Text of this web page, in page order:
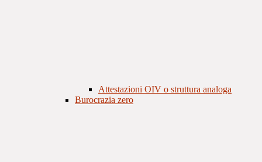
Attestazioni OIV o struttura analoga
Burocrazia zero